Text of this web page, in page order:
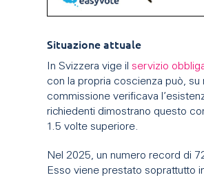
Situazione attuale
In Svizzera vige il servizio
con la propria coscienza può, su
commissione verificava
richiedenti dimostrano questo
1.5 volte superiore.
Nel 2025, un numero record di
Esso viene prestato soprattutto